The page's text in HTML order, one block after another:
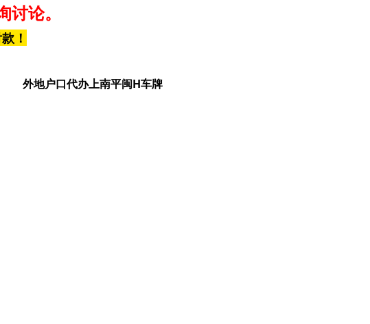
讨论。
！
外地户口代办上南平闽H车牌